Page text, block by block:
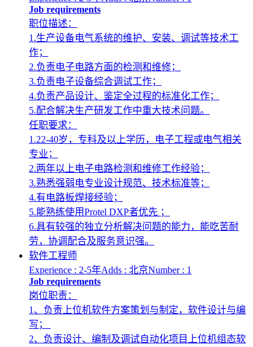
Job requirements
职位描述：
1.生产设备电气系统的维护、安装、调试等技术工
作；
2.负责电子电路方面的检测和维修；
3.负责电子设备综合调试工作；
4.负责产品设计、鉴定全过程的标准化工作；
5.配合解决生产研发工作中重大技术问题。
任职要求：
1.22-40岁，专科及以上学历，电子工程或电气相关
专业；
2.两年以上电子电路检测和维修工作经验；
3.熟悉强弱电专业设计规范、技术标准等；
4.有电路板焊接经验；
5.能熟练使用Protel DXP者优先 ；
6.具有较强的独立分析解决问题的能力，能吃苦耐
劳，协调配合及服务意识强。
软件工程师
Experience : 2-5年Adds : 北京Number : 1
Job requirements
岗位职责：
1、负责上位机软件方案策划与制定，软件设计与编
写；
2、负责设计、编制及调试自动化项目上位机组态软